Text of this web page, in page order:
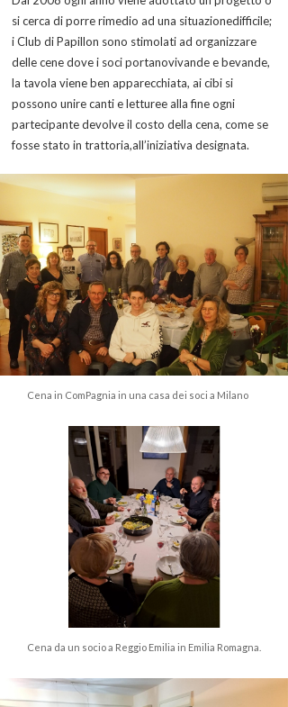
si cerca di porre rimedio ad una situazionedifficile;
i Club di Papillon sono stimolati ad organizzare
delle cene dove i soci portanovivande e bevande,
la tavola viene ben apparecchiata, ai cibi si
possono unire canti e letturee alla fine ogni
partecipante devolve il costo della cena, come se
fosse stato in trattoria,all’iniziativa designata.
Cena in ComPagnia in una casa dei soci a Milano
Cena da un socio a Reggio Emilia in Emilia Romagna.